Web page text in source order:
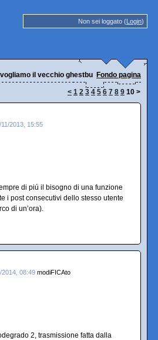
Non sei loggato (Login)
il vecchio ghestbuk!Fondo pagina
< 1 2 3 4 5 6 7 8 9 10 >
11/2013, 15:55
di piú il bisogno di una funzione
i post consecutivi dello stesso utente
di un’ora).
2014, 08:49 modiFICAto
2, trasmissione fatta dalla